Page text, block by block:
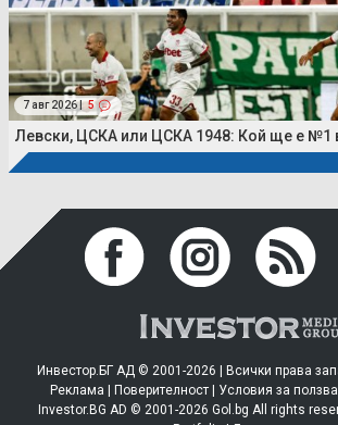
7 авг 2026 | 5
Левски, ЦСКА или ЦСКА 1948: Кой ще е №1
Инвестор.БГ АД © 2001-2026 | Всички права
Реклама
Поверителност| Условия за
Investor.BG AD © 2001-2026 Gol.bg All rights